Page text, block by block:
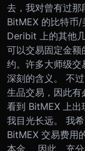
去，我对曾有过那
BitMEX 的比特币
Deribit 上的其他
可以交易固定金额
约。许多大师级交
深刻的含义。 不
生品交易，因此有
看到 BitMEX 上出
我目光长远。 我
BitMEX 交易费用
本金。 因此，充